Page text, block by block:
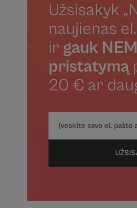
Užsisakyk
naujienas
ir gauk
pristatymą
20 € ar